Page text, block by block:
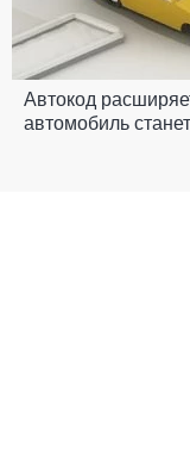
Автокод
автомобиль